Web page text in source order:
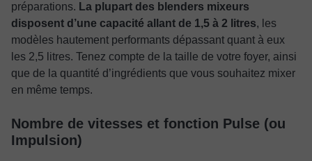
préparations. La plupart des blenders mixeurs
disposent d’une capacité allant de 1,5 à 2 litres, les
modèles hautement performants dépassant quant à eux
les 2,5 litres. Tenez compte de la taille de votre foyer, ainsi
que de la quantité d’ingrédients que vous souhaitez mixer
en même temps.
Nombre de vitesses et fonction Pulse (ou
Impulsion)